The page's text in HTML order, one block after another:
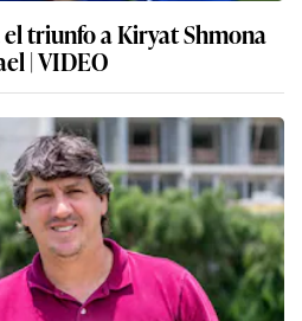
triunfo a Kiryat Shmona
| VIDEO